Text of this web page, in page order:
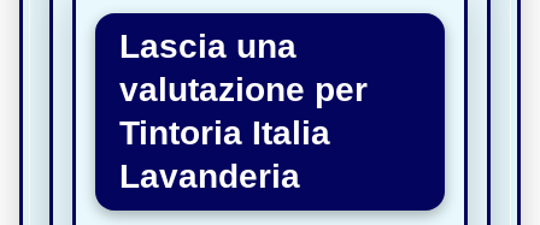
Lascia una
valutazione per
Tintoria Italia
Lavanderia